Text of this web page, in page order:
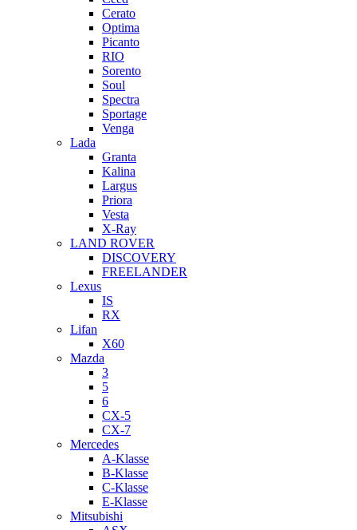
Cerato
Optima
Picanto
RIO
Sorento
Soul
Spectra
Sportage
Venga
Lada
Granta
Kalina
Largus
Priora
Vesta
X-Ray
LAND ROVER
DISCOVERY
FREELANDER
Lexus
IS
RX
Lifan
X60
Mazda
3
5
6
CX-5
CX-7
Mercedes
A-Klasse
B-Klasse
C-Klasse
E-Klasse
Mitsubishi